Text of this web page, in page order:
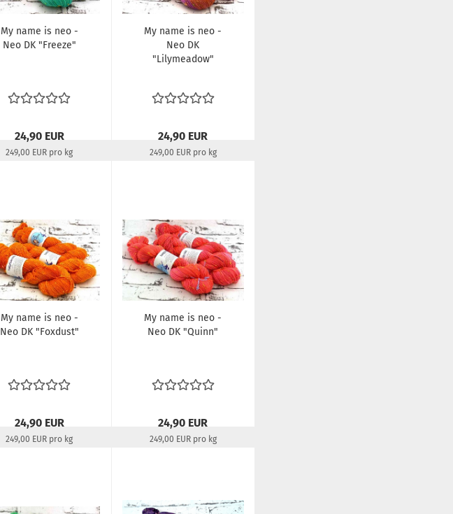
My name is neo -
Neo DK "Freeze"
24,90 EUR
249,00 EUR pro kg
My name is neo -
Neo DK
"Lilymeadow"
24,90 EUR
249,00 EUR pro kg
My name is neo -
Neo DK "Foxdust"
24,90 EUR
249,00 EUR pro kg
My name is neo -
Neo DK "Quinn"
24,90 EUR
249,00 EUR pro kg